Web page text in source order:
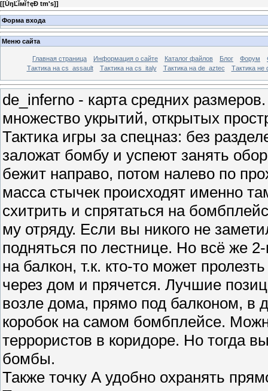
[[ŮŋĽĭмĭ†ęÐ tm's]]
Форма входа
Меню сайта
Главная страница Информация о сайте Каталог файлов Блог Форум
Тактика на сs_assault
Тактика на cs_italy Тактика на de_aztec Тактика не
de_inferno - карта средних
множество укрытий, открытых
Тактика игры за спецназ: без
заложат бомбу и успеют занять
бежит направо, потом налево по
масса стычек происходят именно
схитрить и спрятаться на
му отряду. Если вы никого не
подняться по лестнице. Но всё же
на балкон, т.к. кто-то может
через дом и прячется. Лучшие
возле дома, прямо под балконом, в
коробок на самом бомбплейсе.
террористов в коридоре. Но тогда
бомбы.
Также точку А удобно охранять